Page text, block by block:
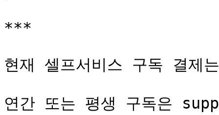
***
현재 셀프서비스 구독 결제
연간 또는 평생 구독은